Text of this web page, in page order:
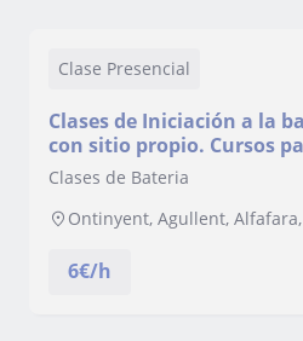
Clase Presencial
Clases de Iniciación a la
con sitio propio. Cursos
fundamentos básicos de
Clases de Bateria
Ontinyent, Agullent,
6€/h